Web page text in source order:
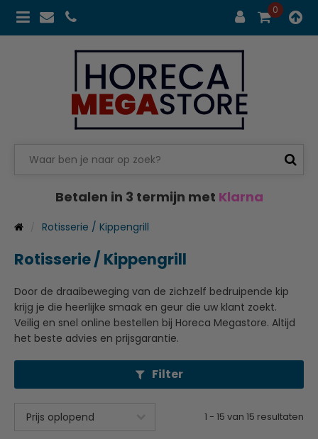
0
Betalen in 3 termijn met Klarna
Rotisserie / Kippengrill
Rotisserie / Kippengrill
Door de draaibeweging van de zichzelf bedruipende kip
krijg je die heerlijke smaak en geur die uw klant zoekt.
Veilig en snel online bestellen bij Horeca Megastore. Altijd
het beste advies en prijsgarantie.
Filter
1 - 15 van 15 resultaten